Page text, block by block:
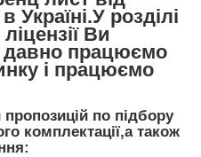
Україні.У розділі
Ви
працюємо
і працюємо
пропозицій по підбору
комплектації,а також